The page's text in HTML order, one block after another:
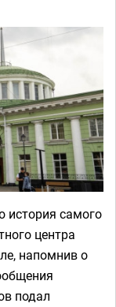
история самого
центра
напомнив о
подал